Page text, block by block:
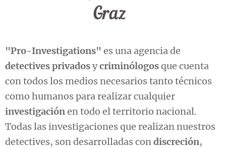
"Pro-Investigations" es una agencia de
detectives privadosycriminólogosque cuenta
con todos los medios necesarios tanto técnicos
como humanos para realizar cualquier
investigaciónen todo el territorio nacional.
Todas las investigaciones que realizan nuestros
detectives, son desarrolladas condiscreción,